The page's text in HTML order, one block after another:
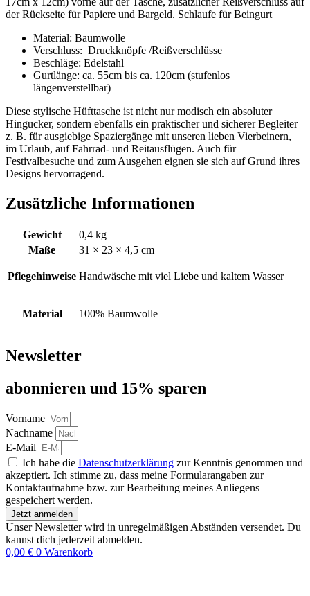
der Rückseite für Papiere und Bargeld. Schlaufe für Beingurt
Material: Baumwolle
Verschluss: Druckknöpfe /Reißverschlüsse
Beschläge: Edelstahl
Gurtlänge: ca. 55cm bis ca. 120cm (stufenlos
längenverstellbar)
Diese stylische Hüfttasche ist nicht nur modisch ein absoluter
Hingucker, sondern ebenfalls ein praktischer und sicherer Begleiter
z. B. für ausgiebige Spaziergänge mit unseren lieben Vierbeinern,
im Urlaub, auf Fahrrad- und Reitausflügen. Auch für
Festivalbesuche und zum Ausgehen eignen sie sich auf Grund ihres
Designs hervorragend.
Zusätzliche Informationen
Gewicht
0,4 kg
Maße
31 × 23 × 4,5 cm
Pflegehinweise Handwäsche mit viel Liebe und kaltem Wasser
Material 100% Baumwolle
Newsletter
abon­nie­ren und 15% sparen
Vorname
Nachname
E-Mail
Ich habe die Datenschutzerklärung zur Kenntnis genommen und
akzeptiert. Ich stimme zu, dass meine Formularangaben zur
Kontaktaufnahme bzw. zur Bearbeitung meines Anliegens
gespeichert werden.
Jetzt anmelden
Unser Newsletter wird in unregelmäßigen Abständen versendet. Du
kannst dich jederzeit abmelden.
0,00 € 0 Warenkorb